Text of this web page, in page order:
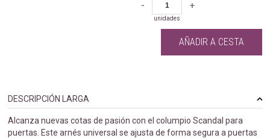
-
unidades
+
AÑADIR A CESTA
DESCRIPCIÓN LARGA
Alcanza nuevas cotas de pasión con el columpio Scandal para
puertas. Este arnés universal se ajusta de forma segura a puertas